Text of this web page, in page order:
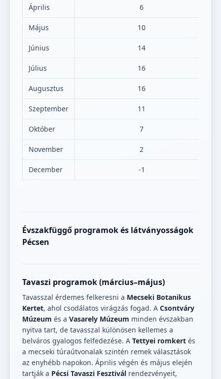
Április 6
Május 10
Június 14
Július 16
Augusztus 16
Szeptember 11
Október 7
November 2
December -1
Évszakfüggő programok és látványosságok
Pécsen
Tavaszi programok (március–május)
Tavasszal érdemes felkeresni a Mecseki Botanikus
Kertet, ahol csodálatos virágzás fogad. A Csontváry
Múzeum és a Vasarely Múzeum minden évszakban
nyitva tart, de tavasszal különösen kellemes a
belváros gyalogos felfedezése. A Tettyei romkert és
a mecseki túraútvonalak szintén remek választások
az enyhébb napokon. Április végén és május elején
tartják a Pécsi Tavaszi Fesztivál rendezvényeit,